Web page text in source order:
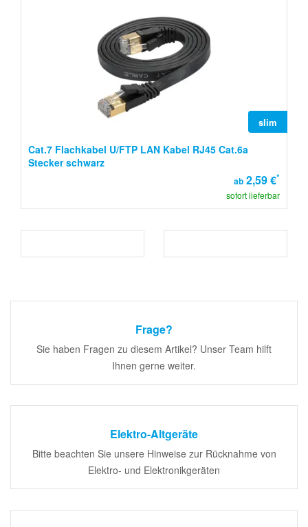
slim
Cat.7 Flachkabel U/FTP LAN Kabel RJ45 Cat.6a
Stecker schwarz
ab 2,59 €*
sofort lieferbar
Frage?
Sie haben Fragen zu diesem Artikel? Unser Team hilft
Ihnen gerne weiter.
Elektro-Altgeräte
Bitte beachten Sie unsere Hinweise zur Rücknahme von
Elektro- und Elektronikgeräten